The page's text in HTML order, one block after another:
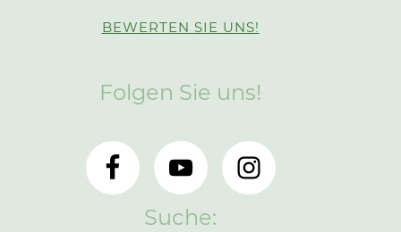
BEWERTEN SIE UNS!
Folgen Sie uns!
Suche: